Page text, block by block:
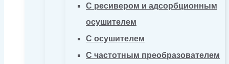
С ресивером и адсорбционным
осушителем
С осушителем
С частотным преобразователем